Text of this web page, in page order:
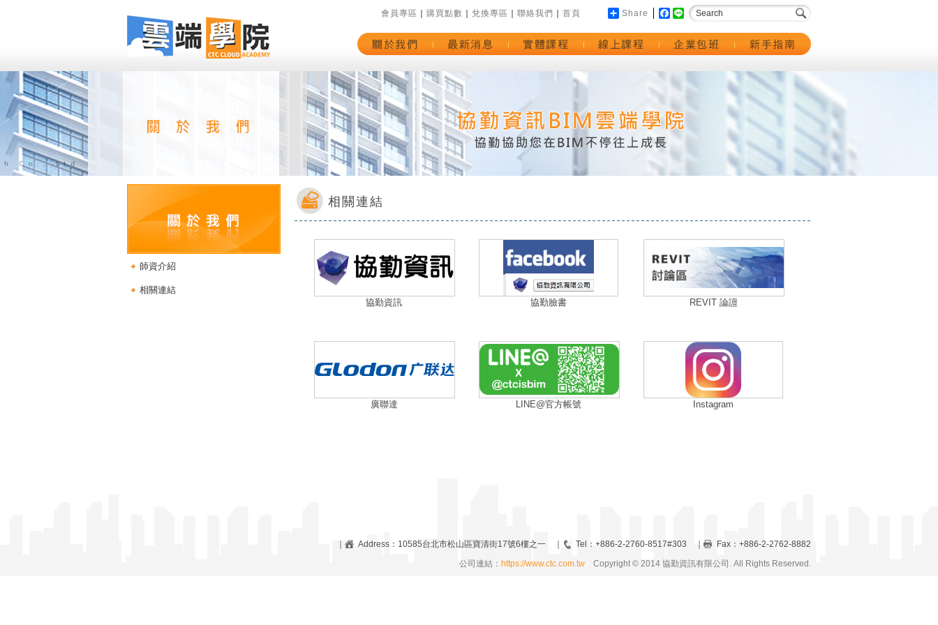
會員專區 購買點數 兌換專區 聯絡我們 首頁 Share Facebook
Line
師資介紹
相關連結
相關連結
協勤資訊 協勤臉書 REVIT 論譠
廣聯達 LINE@官方帳號 Instagram
Address：10585台北市松山區寶清街17號6樓之一 ｜ Tel：+886-2-2760-8517#303 ｜
Fax：+886-2-2762-8882
公司連結： https://www.ctc.com.tw Copyright © 2014 協勤資訊有限公司. All Rights Reserved.